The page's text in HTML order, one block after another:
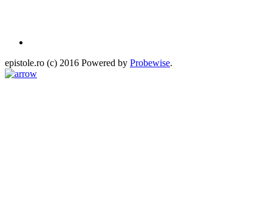
epistole.ro (c) 2016 Powered by Probewise.